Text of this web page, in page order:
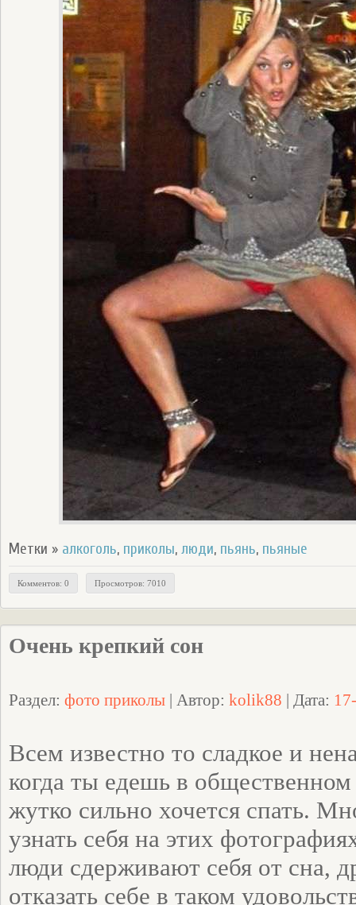
Метки » алкоголь, приколы, люди, пьянь, пьяные
Комментов: 0 Просмотров: 7010
Очень крепкий сон
Раздел: фото приколы | Автор: kolik88 | Дата:
Всем известно то сладкое и
когда ты едешь в
жутко сильно хочется спать.
узнать себя на этих
люди сдерживают себя от сна,
отказать себе в таком